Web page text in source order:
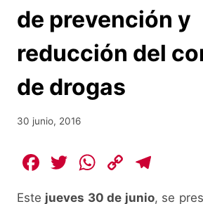
de prevención y
reducción del
de drogas
30 junio, 2016
F
T
W C
Este jueves 30 de junio, se